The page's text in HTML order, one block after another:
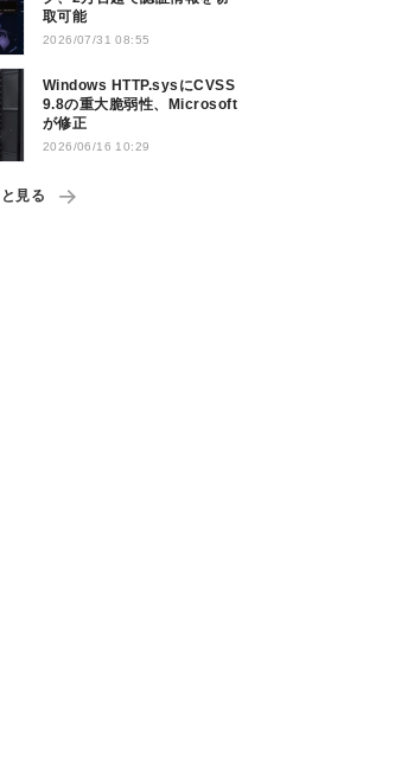
取可能
2026/07/31 08:55
Windows HTTP.sysにCVSS
9.8の重大脆弱性、Microsoft
が修正
2026/06/16 10:29
見る